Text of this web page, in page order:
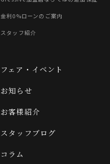
金利0%ローンのご案内
スタッフ紹介
フェア・イベント
お知らせ
お客様紹介
スタッフブログ
コラム